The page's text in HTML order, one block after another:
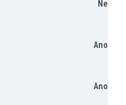
Ne
Ano
Ano